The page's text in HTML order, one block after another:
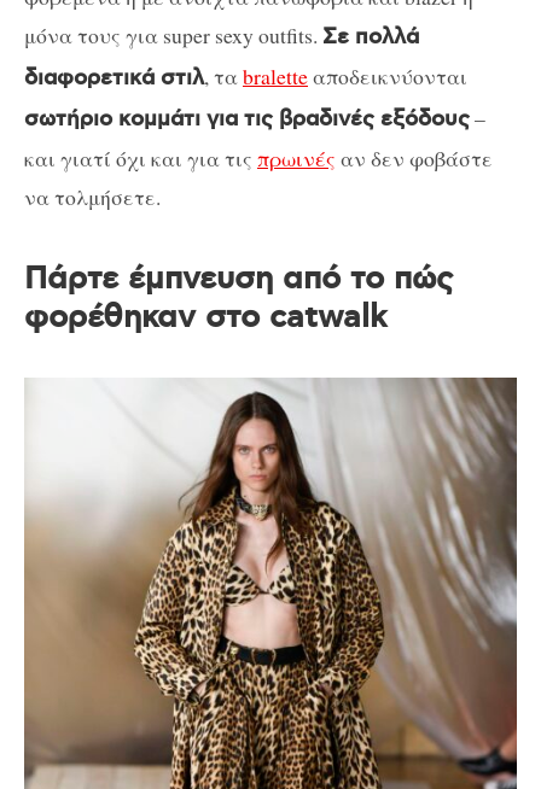
μόνα τους για super sexy outfits. Σε πολλά
διαφορετικά στιλ, ταbraletteαποδεικνύονται
σωτήριο κομμάτι για τις βραδινές εξόδους–
και γιατί όχι και για τις πρωινές αν δεν φοβάστε
να τολμήσετε.
Πάρτε έμπνευση από το πώς
φορέθηκαν στο catwalk